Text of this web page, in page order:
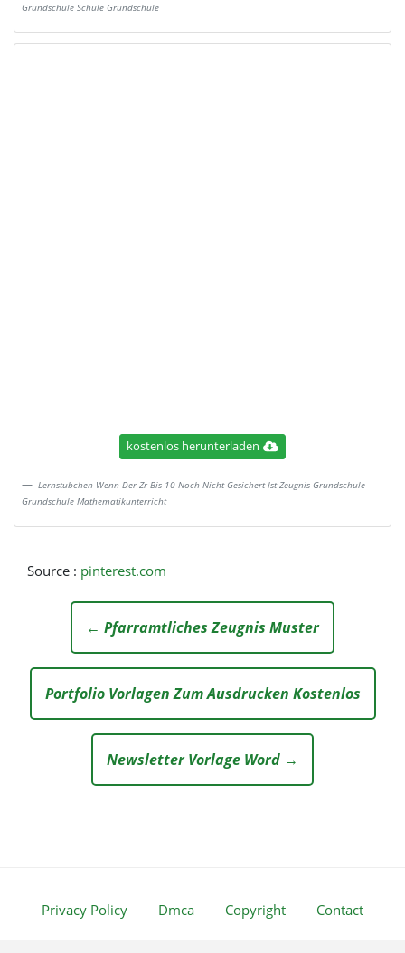
Grundschule Schule Grundschule
kostenlos herunterladen
Lernstubchen Wenn Der Zr Bis 10 Noch Nicht Gesichert Ist Zeugnis Grundschule
Grundschule Mathematikunterricht
Source : pinterest.com
← Pfarramtliches Zeugnis Muster
Portfolio Vorlagen Zum Ausdrucken Kostenlos
Newsletter Vorlage Word →
Privacy Policy Dmca Copyright Contact